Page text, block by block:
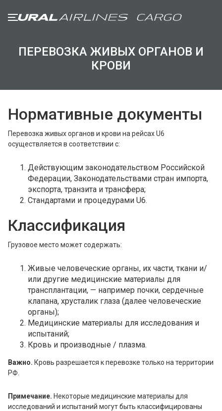
ГРУЗООТПРАВИТЕЛЯМ
Общие положения
Требования к упаковке и маркировке
Специальные грузы
ПАРК ВОЗДУШНЫХ СУДОВ
Airbus A319
Airbus A321
Airbus A321 neo
КОНТАКТЫ ГРУЗОВЫХ АГЕНТОВ
СОТРУДНИЧЕСТВО С НАМИ
ПЕРЕВОЗКА ЖИВЫХ ОРГАНОВ И
КРОВИ
Нормативные документы
Перевозка живых органов и крови на рейсах U6
осуществляется в соответствии с:
Действующим законодательством Российской
Федерации, Законодательствами стран импорта,
экспорта, транзита и трансфера;
Стандартами и процедурами U6.
Классификация
Грузовое место может содержать:
Живые человеческие органы, их части, ткани и/
или другие медицинские материалы для
трансплантации, — например почки, сердечные
клапана, хрусталик глаза (далее человеческие
органы);
Медицинские материалы для исследования и
испытаний;
Кровь и производные / плазма.
Важно. Кровь разрешается к перевозке только на территории
РФ.
Примечание. Некоторые медицинские материалы для
исследований и испытаний могут быть классифицированы